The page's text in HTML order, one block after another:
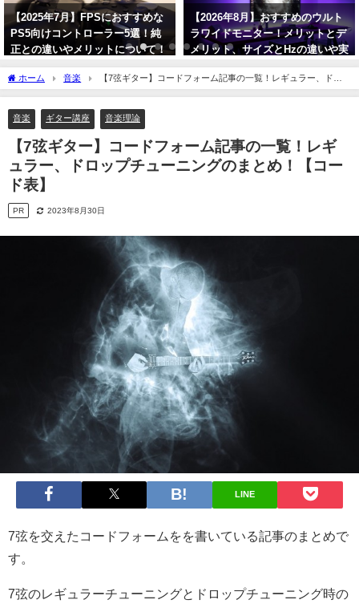
【2025年7月】FPSにおすすめな
PS5向けコントローラー5選！純
正との違いやメリットについて！
【2026年8月】おすすめのウルト
ラワイドモニター！メリットとデ
メリット、サイズとHzの違いや実
際の使用感について！
ホーム 音楽
【7弦ギター】コードフォーム記事の一覧！レギュラー、ドロ
ップチューニングのまとめ！【コード表】
音楽 ギター講座 音楽理論
【7弦ギター】コードフォーム記事の一覧！レギ
ュラー、ドロップチューニングのまとめ！【コー
ド表】
PR 2023年8月30日
LINE
7弦を交えたコードフォームをを書いている記事のまとめで
す。
7弦のレギュラーチューニングとドロップチューニング時の